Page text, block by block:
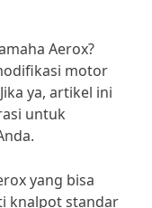
Aerox?
motor
ya, artikel ini
untuk
yang bisa
knalpot standar